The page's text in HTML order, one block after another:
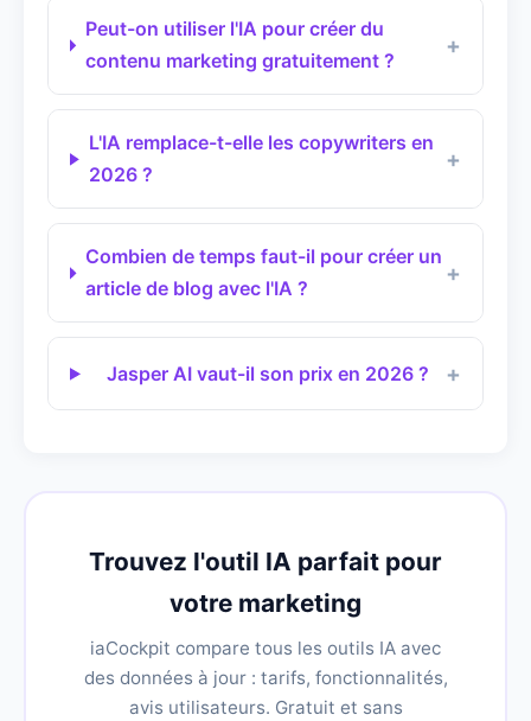
Peut-on utiliser l'IA pour créer du
contenu marketing gratuitement ?
L'IA remplace-t-elle les copywriters en
2026 ?
Combien de temps faut-il pour créer un
article de blog avec l'IA ?
Jasper AI vaut-il son prix en 2026 ?
Trouvez l'outil IA parfait pour
votre marketing
iaCockpit compare tous les outils IA avec
des données à jour : tarifs, fonctionnalités,
avis utilisateurs. Gratuit et sans